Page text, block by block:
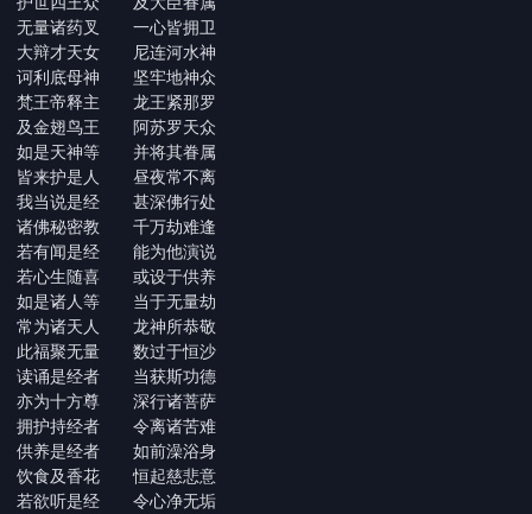
无量诸药叉 一心皆拥卫
大辩才天女 尼连河水神
诃利底母神 坚牢地神众
梵王帝释主 龙王紧那罗
及金翅鸟王 阿苏罗天众
如是天神等 并将其眷属
皆来护是人 昼夜常不离
我当说是经 甚深佛行处
诸佛秘密教 千万劫难逢
若有闻是经 能为他演说
若心生随喜 或设于供养
如是诸人等 当于无量劫
常为诸天人 龙神所恭敬
此福聚无量 数过于恒沙
读诵是经者 当获斯功德
亦为十方尊 深行诸菩萨
拥护持经者 令离诸苦难
供养是经者 如前澡浴身
饮食及香花 恒起慈悲意
若欲听是经 令心净无垢